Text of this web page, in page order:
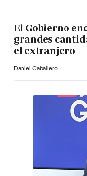
El Gobierno
grandes
el extranjero
Daniel Caballero